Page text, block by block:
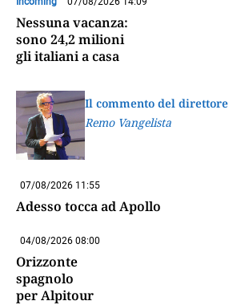
Nessuna vacanza:
sono 24,2 milioni
gli italiani a casa
Il commento del direttore
Remo Vangelista
07/08/2026 11:55
Adesso tocca ad Apollo
04/08/2026 08:00
Orizzonte
spagnolo
per Alpitour